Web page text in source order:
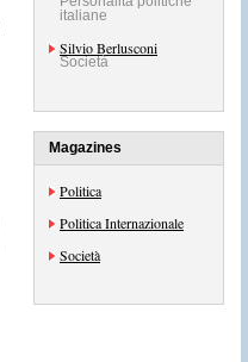
italiane
Silvio Berlusconi
Società
Magazines
Politica
Politica Internazionale
Società